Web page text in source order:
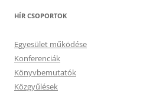
HÍR CSOPORTOK
Egyesület működése
Konferenciák
Könyvbemutatók
Közgyűlések